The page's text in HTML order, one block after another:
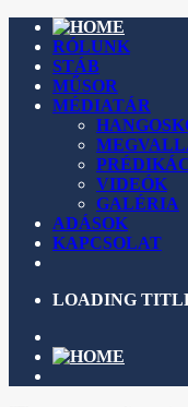
RÓLUNK
STÁB
MŰSOR
MÉDIATÁR
VIDEÓK
GALÉRIA
ADÁSOK
KAPCSOLAT
LOADING